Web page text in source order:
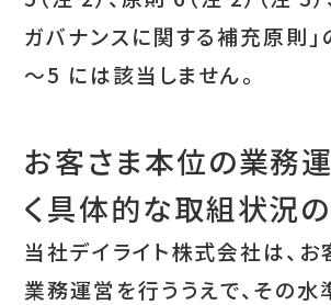
ガバナンスに関する補充原則
～5 には該当しません。
お客さま本位の業務
く具体的な取組状況
当社デイライト株式会社は、
業務運営を行ううえで、その水